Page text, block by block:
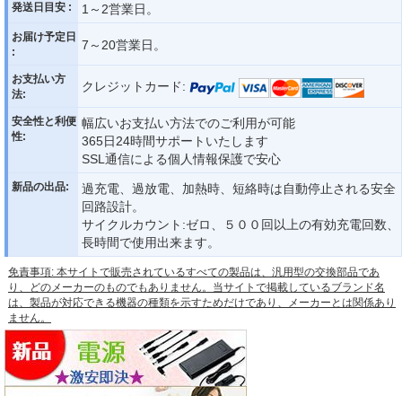
発送日目安 : 1～2営業日。
お届け予定日
:
7～20営業日。
お支払い方
法:
クレジットカード:
安全性と利便
性:
幅広いお支払い方法でのご利用が可能
365日24時間サポートいたします
SSL通信による個人情報保護で安心
新品の出品:
過充電、過放電、加熱時、短絡時は自動停止される安全
回路設計。
サイクルカウント:ゼロ、５００回以上の有効充電回数、
長時間で使用出来ます。
免責事項: 本サイトで販売されているすべての製品は、汎用型の交換部品であ
り、どのメーカーのものでもありません。当サイトで掲載しているブランド名
は、製品が対応できる機器の種類を示すためだけであり、メーカーとは関係あり
ません。